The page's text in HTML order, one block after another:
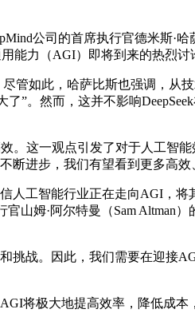
公司的首席执行官德米斯·哈
能力（AGI）即将到来的热烈讨
如此，哈萨比斯也强调，从
”。然而，这并不影响
这一观点引发了对于人工智
断进步，我们有望看到更多高效
工智能行业正在走向AGI，将
山姆·阿尔特曼（Sam Altman
战。因此，我们需要在迎接
将极大地提高效率，降低成本